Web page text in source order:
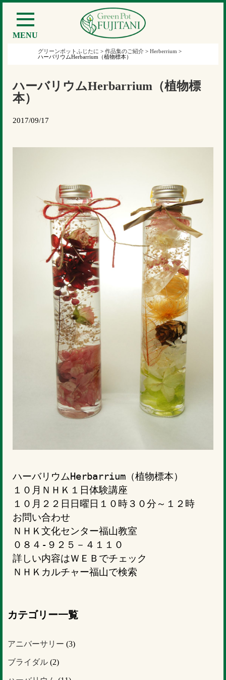
MENU
グリーンポットふじたに > 作品集のご紹介 > Herberrium >
ハーバリウムHerbarrium（植物標本）
ハーバリウムHerbarrium（植物標
本）
2017/09/17
ハーバリウムHerbarrium（植物標本）
１０月ＮＨＫ１日体験講座
１０月２２日日曜日１０時３０分～１２時
お問い合わせ
ＮＨＫ文化センター福山教室
０８４-９２５－４１１０
詳しい内容はＷＥＢでチェック
ＮＨＫカルチャー福山で検索
カテゴリー一覧
アニバーサリー (3)
ブライダル (2)